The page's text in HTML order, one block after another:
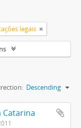
legais
Descending
Catarina